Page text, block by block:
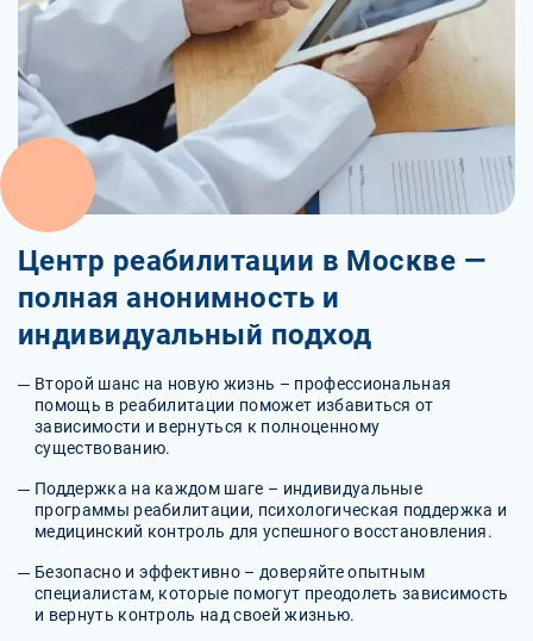
Центр реабилитации в Москве —
полная анонимность и
индивидуальный подход
Второй шанс на новую жизнь – профессиональная
помощь в реабилитации поможет избавиться от
зависимости и вернуться к полноценному
существованию.
Поддержка на каждом шаге – индивидуальные
программы реабилитации, психологическая поддержка и
медицинский контроль для успешного восстановления.
Безопасно и эффективно – доверяйте опытным
специалистам, которые помогут преодолеть зависимость
и вернуть контроль над своей жизнью.